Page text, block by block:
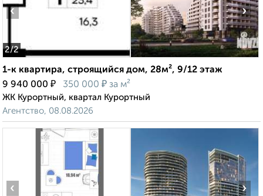
2/2
‹ ›
1-к квартира, строящийся дом, 28м², 9/12 этаж
9 940 000 ₽ 350 000 ₽ за м²
ЖК Курортный, квартал Курортный
Агентство, 08.08.2026
‹ ›